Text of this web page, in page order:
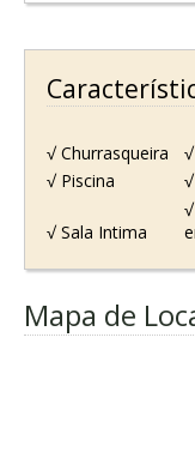
√ Churrasqueira
√ Piscina
√ Sala Intima
Mapa de